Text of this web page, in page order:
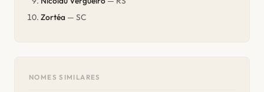
Zortéa — SC
NOMES SIMILARES